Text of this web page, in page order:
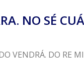
NO SÉ
VENDRÁ. DO RE